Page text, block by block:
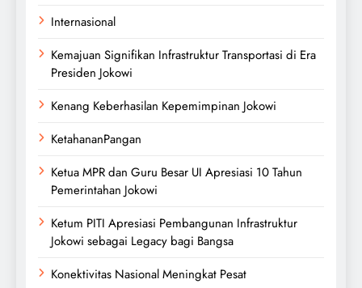
Internasional
Kemajuan Signifikan Infrastruktur Transportasi di Era
Presiden Jokowi
Kenang Keberhasilan Kepemimpinan Jokowi
KetahananPangan
Ketua MPR dan Guru Besar UI Apresiasi 10 Tahun
Pemerintahan Jokowi
Ketum PITI Apresiasi Pembangunan Infrastruktur
Jokowi sebagai Legacy bagi Bangsa
Konektivitas Nasional Meningkat Pesat